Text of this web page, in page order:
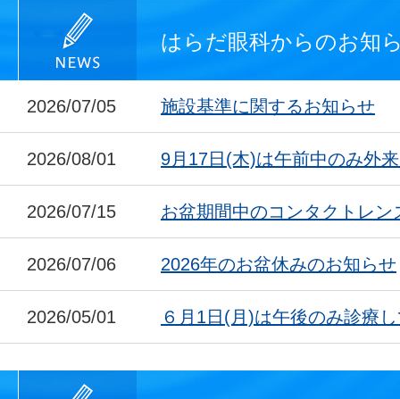
はらだ眼科からのお知
2026/07/05 施設基準に関するお知らせ
2026/08/01 9月17日(木)は午前中のみ外
2026/07/15 お盆期間中のコンタクトレン
2026/07/06 2026年のお盆休みのお知らせ
2026/05/01 ６月1日(月)は午後のみ診療